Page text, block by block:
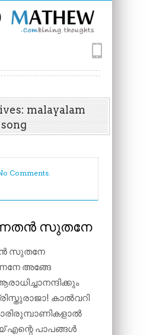
malayalam
Comments.
സുതനേ
സുതനേ
അങ്ങേ
കാൽവറി
എന്റെ പാപങ്ങൾ